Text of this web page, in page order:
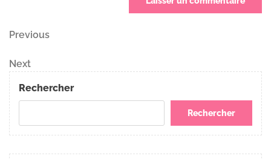
Navigation
de
l’article
Previous
Previous
Next
Post
Next
Rechercher
Rechercher